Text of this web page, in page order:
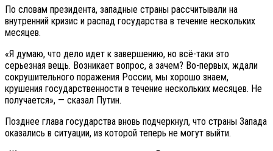
По словам президента, западные страны рассчитывали на
внутренний кризис и распад государства в течение нескольких
месяцев.
«Я думаю, что дело идет к завершению, но всё-таки это
серьезная вещь. Возникает вопрос, а зачем? Во-первых, ждали
сокрушительного поражения России, мы хорошо знаем,
крушения государственности в течение нескольких месяцев. Не
получается», — сказал Путин.
Позднее глава государства вновь подчеркнул, что страны Запада
оказались в ситуации, из которой теперь не могут выйти.